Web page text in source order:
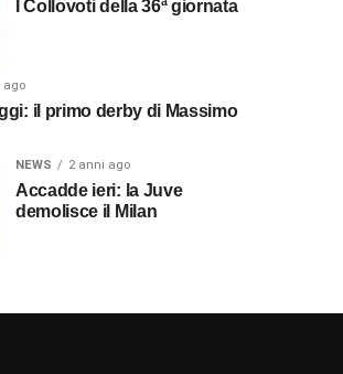
I Collovoti della 36ª giornata
ago
il primo derby di Massimo
NEWS 2 anni ago
Accadde ieri: la Juve
demolisce il Milan